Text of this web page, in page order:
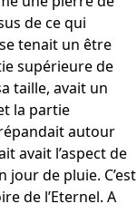
de ce qui
tenait un être
supérieure de
taille, avait un
la partie
autour
avait l’aspect de
jour de pluie. C’est
de l’Eternel. A